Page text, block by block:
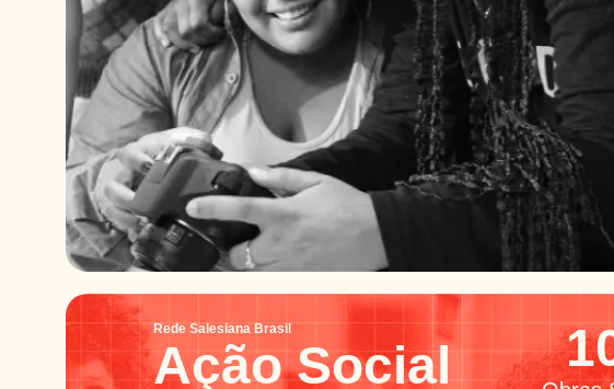
Rede Salesiana Brasil
Ação Social